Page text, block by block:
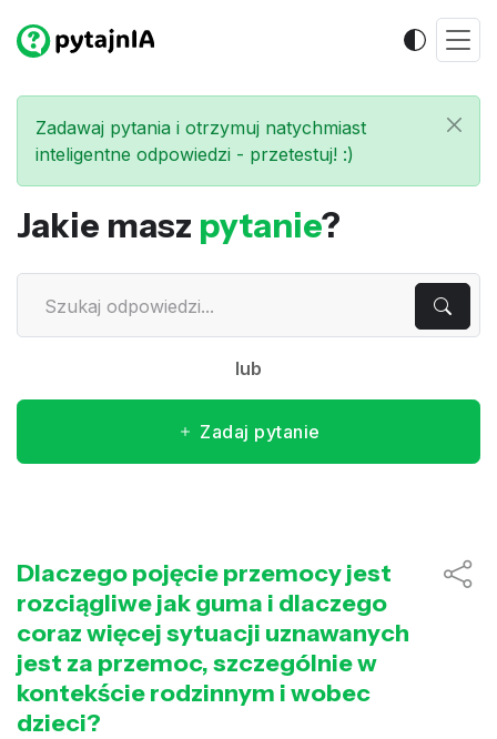
Zadawaj pytania i otrzymuj natychmiast
inteligentne odpowiedzi - przetestuj! :)
Jakie masz pytanie?
lub
Zadaj pytanie
Dlaczego pojęcie przemocy jest
rozciągliwe jak guma i dlaczego
coraz więcej sytuacji uznawanych
jest za przemoc, szczególnie w
kontekście rodzinnym i wobec
dzieci?